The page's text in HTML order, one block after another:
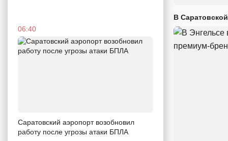
06:40
Саратовский аэропорт возобновил
работу после угрозы атаки БПЛА
В